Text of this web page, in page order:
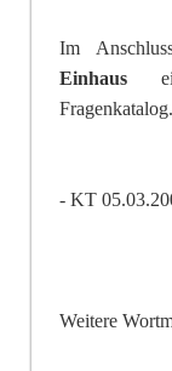
Im
Einhaus
Fragenkatalog.
- KT
Weitere